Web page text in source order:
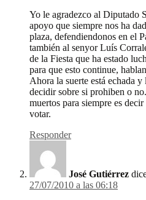
Yo le agradezco al Diputado
apoyo que siempre nos ha
plaza, defendiendonos en el
también al senyor Luís
de la Fiesta que ha estado
para que esto continue,
Ahora la suerte está echada
decidir sobre si prohiben o
muertos para siempre es
votar.
Responder
José Gutiérrez
27/07/2010 a las 06:18